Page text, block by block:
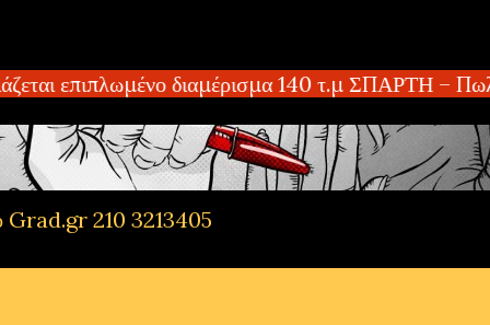
διαμέρισμα 140 τ.μ ΣΠΑΡΤΗ –
Grad.gr 210 3213405